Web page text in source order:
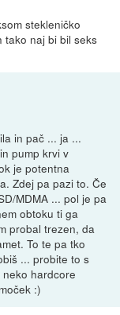
stekleničko
tako naj bi bil seks
in pač ... ja ...
pump krvi v
je potentna
Zdej pa pazi to. Če
MDMA ... pol je pa
obtoku ti ga
probal trezen, da
To te pa tko
... probite to s
hardcore
:)